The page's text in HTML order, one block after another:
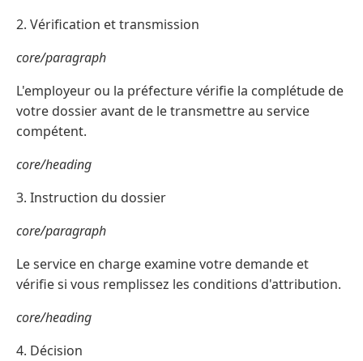
2. Vérification et transmission
core/paragraph
L'employeur ou la préfecture vérifie la complétude de
votre dossier avant de le transmettre au service
compétent.
core/heading
3. Instruction du dossier
core/paragraph
Le service en charge examine votre demande et
vérifie si vous remplissez les conditions d'attribution.
core/heading
4. Décision